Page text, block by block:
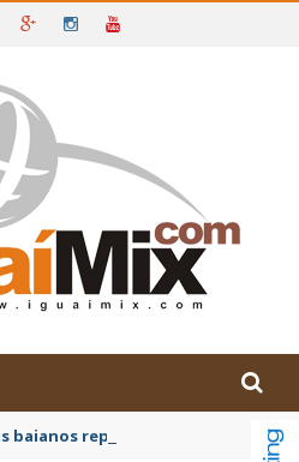
baianos representam o Brasil no